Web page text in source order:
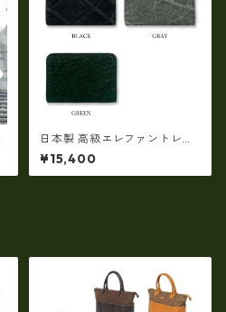
日本製 高級エレファントレザ
ー × 姫路レザー ラウンドファ
スナーコインケース 小銭入れ
本革(5177)
¥15,400